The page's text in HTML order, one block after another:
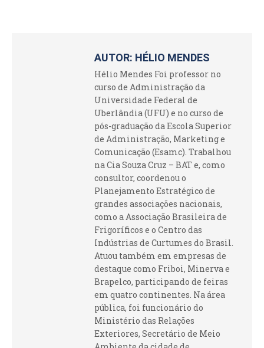
AUTOR: HÉLIO MENDES
Hélio Mendes Foi professor no
curso de Administração da
Universidade Federal de
Uberlândia (UFU) e no curso de
pós-graduação da Escola Superior
de Administração, Marketing e
Comunicação (Esamc). Trabalhou
na Cia Souza Cruz – BAT e, como
consultor, coordenou o
Planejamento Estratégico de
grandes associações nacionais,
como a Associação Brasileira de
Frigoríficos e o Centro das
Indústrias de Curtumes do Brasil.
Atuou também em empresas de
destaque como Friboi, Minerva e
Brapelco, participando de feiras
em quatro continentes. Na área
pública, foi funcionário do
Ministério das Relações
Exteriores, Secretário de Meio